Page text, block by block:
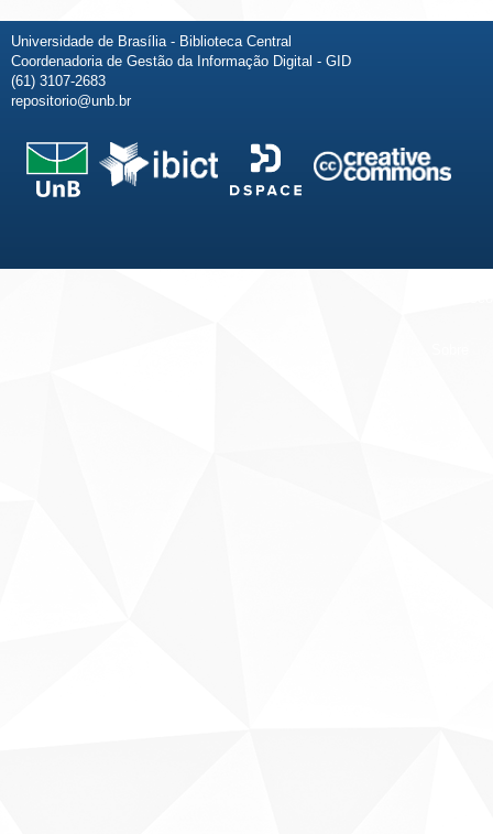
Universidade de Brasília - Biblioteca Central
Coordenadoria de Gestão da Informação Digital - GID
(61) 3107-2683
repositorio@unb.br